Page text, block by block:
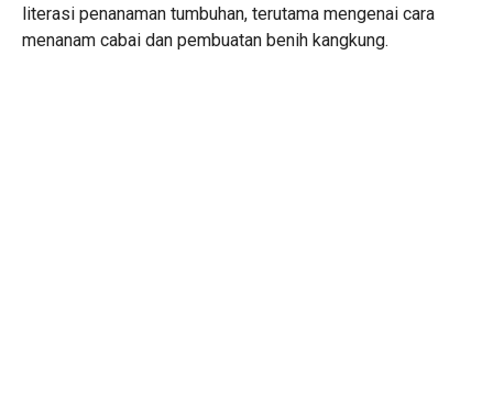
literasi penanaman tumbuhan, terutama mengenai cara
menanam cabai dan pembuatan benih kangkung.